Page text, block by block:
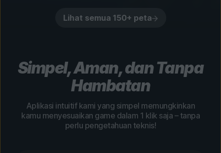
Lihat semua 150+ peta
Simpel, Aman, dan Tanpa
Hambatan
Aplikasi intuitif kami yang simpel memungkinkan
kamu menyesuaikan game dalam 1 klik saja – tanpa
perlu pengetahuan teknis!